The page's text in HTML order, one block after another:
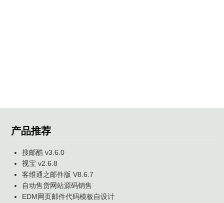
产品推荐
搜邮酷 v3.6.0
视宝 v2.6.8
客维通之邮件版 V8.6.7
自动售货网站源码销售
EDM网页邮件代码模板自设计